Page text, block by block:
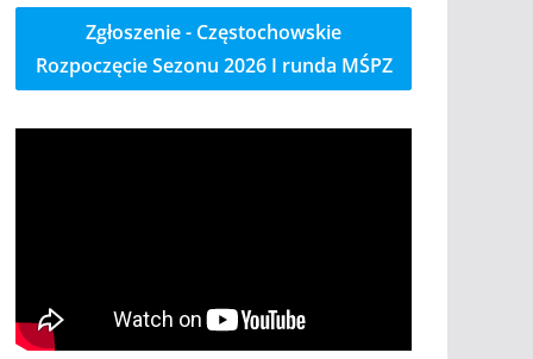
Zgłoszenie - Częstochowskie
Rozpoczęcie Sezonu 2026 I runda MŚPZ